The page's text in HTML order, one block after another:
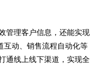
管理客户信息，还能实现
互动、销售流程自动化等
通线上线下渠道，实现全